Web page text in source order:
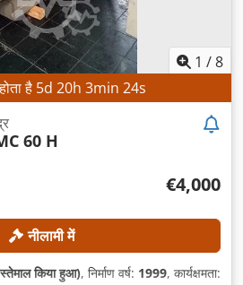
1 /8
है 5d 20h 3min 21s
60 H
€4,000
नीलामी में
किया हुआ), निर्माण वर्ष: 1999, कार्यक्षमता: